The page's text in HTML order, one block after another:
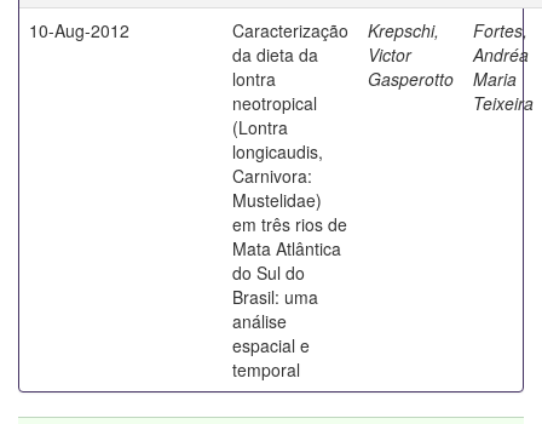
10-Aug-2012
Caracterização
da dieta da
lontra
neotropical
(Lontra
longicaudis,
Carnivora:
Mustelidae)
em três rios de
Mata Atlântica
do Sul do
Brasil: uma
análise
espacial e
temporal
Krepschi,
Victor
Gasperotto
Fortes,
Andréa
Maria
Teixeira